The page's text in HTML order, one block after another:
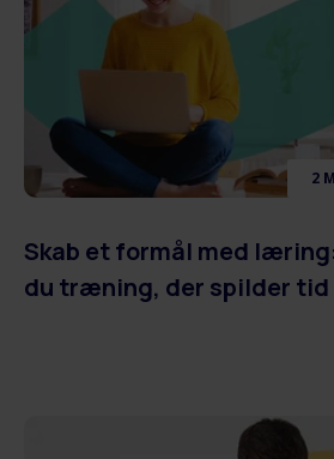
2
Skab et formål med
du træning, der spilder tid